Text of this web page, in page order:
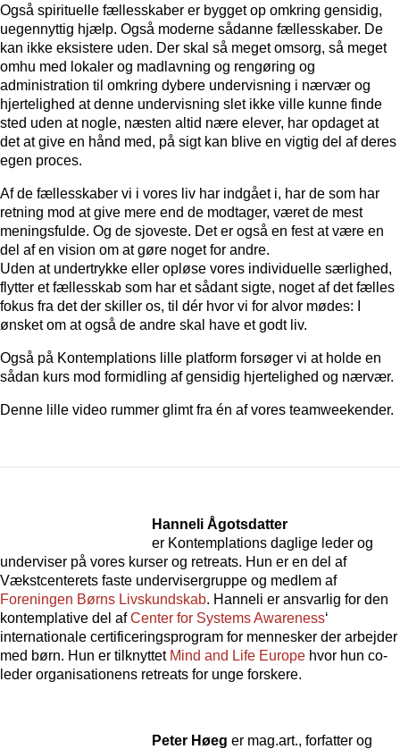
Også spirituelle fællesskaber er bygget op omkring gensidig,
uegennyttig hjælp. Også moderne sådanne fællesskaber. De
kan ikke eksistere uden. Der skal så meget omsorg, så meget
omhu med lokaler og madlavning og rengøring og
administration til omkring dybere undervisning i nærvær og
hjertelighed at denne undervisning slet ikke ville kunne finde
sted uden at nogle, næsten altid nære elever, har opdaget at
det at give en hånd med, på sigt kan blive en vigtig del af deres
egen proces.
Af de fællesskaber vi i vores liv har indgået i, har de som har
retning mod at give mere end de modtager, været de mest
meningsfulde. Og de sjoveste. Det er også en fest at være en
del af en vision om at gøre noget for andre.
Uden at undertrykke eller opløse vores individuelle særlighed,
flytter et fællesskab som har et sådant sigte, noget af det fælles
fokus fra det der skiller os, til dér hvor vi for alvor mødes: I
ønsket om at også de andre skal have et godt liv.
Også på Kontemplations lille platform forsøger vi at holde en
sådan kurs mod formidling af gensidig hjertelighed og nærvær.
Denne lille video rummer glimt fra én af vores teamweekender.
Hanneli Ågotsdatter
er Kontemplations daglige leder og
underviser på vores kurser og retreats. Hun er en del af
Vækstcenterets faste undervisergruppe og medlem af
Foreningen Børns Livskundskab. Hanneli er ansvarlig for den
kontemplative del afCenter for Systems Awareness‘
internationale certificeringsprogram for mennesker der arbejder
med børn. Hun er tilknyttet Mind and Life Europe hvor hun co-
leder organisationens retreats for unge forskere.
Peter Høeg er mag.art., forfatter og